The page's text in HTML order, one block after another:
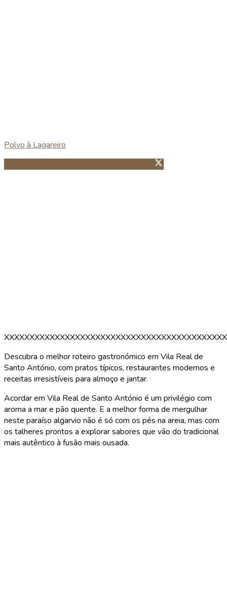
Polvo à Lagareiro
Guardar no Pinterest
Descubra o melhor roteiro gastronómico em Vila Real de
Santo António, com pratos típicos, restaurantes modernos e
receitas irresistíveis para almoço e jantar.
Acordar em Vila Real de Santo António é um privilégio com
aroma a mar e pão quente. E a melhor forma de mergulhar
neste paraíso algarvio não é só com os pés na areia, mas com
os talheres prontos a explorar sabores que vão do tradicional
mais autêntico à fusão mais ousada.